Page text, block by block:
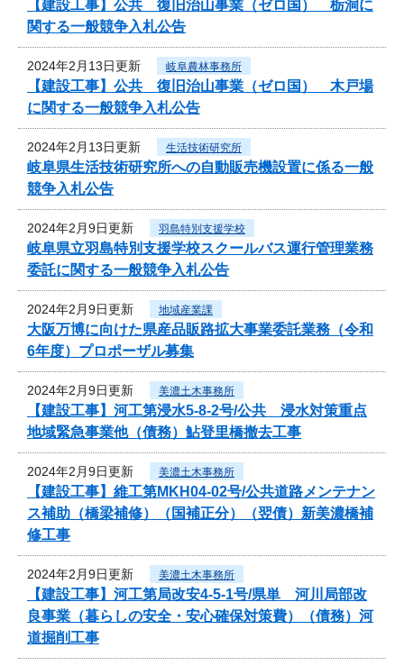
【建設工事】公共 復旧治山事業（ゼロ国） 栃洞に
関する一般競争入札公告
2024年2月13日更新 岐阜農林事務所
【建設工事】公共 復旧治山事業（ゼロ国） 木戸場
に関する一般競争入札公告
2024年2月13日更新 生活技術研究所
岐阜県生活技術研究所への自動販売機設置に係る一般
競争入札公告
2024年2月9日更新 羽島特別支援学校
岐阜県立羽島特別支援学校スクールバス運行管理業務
委託に関する一般競争入札公告
2024年2月9日更新 地域産業課
大阪万博に向けた県産品販路拡大事業委託業務（令和
6年度）プロポーザル募集
2024年2月9日更新 美濃土木事務所
【建設工事】河工第浸水5-8-2号/公共 浸水対策重点
地域緊急事業他（債務）鮎登里橋撤去工事
2024年2月9日更新 美濃土木事務所
【建設工事】維工第MKH04-02号/公共道路メンテナン
ス補助（橋梁補修）（国補正分）（翌債）新美濃橋補
修工事
2024年2月9日更新 美濃土木事務所
【建設工事】河工第局改安4-5-1号/県単 河川局部改
良事業（暮らしの安全・安心確保対策費）（債務）河
道掘削工事